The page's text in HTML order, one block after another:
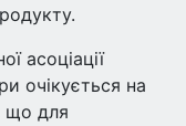
асоціації
очікується на
що для